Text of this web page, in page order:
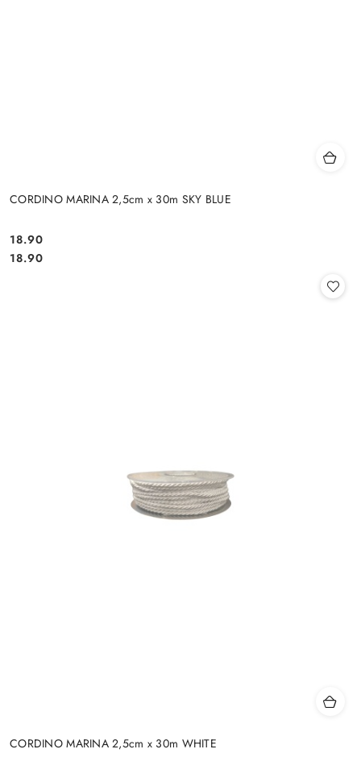
CORDINO MARINA 2,5cm x 30m SKY BLUE
Cena:
18.90
Cena:
18.90
CORDINO MARINA 2,5cm x 30m WHITE